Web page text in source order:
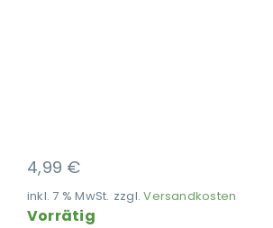
4,99 €
inkl. 7 % MwSt. zzgl.Versandkosten
Vorrätig